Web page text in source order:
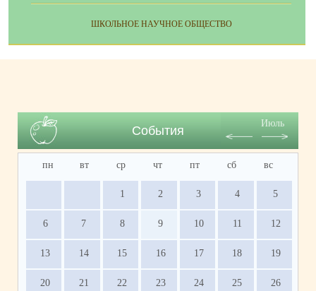
ШКОЛЬНОЕ НАУЧНОЕ ОБЩЕСТВО
События
Июль
пн вт ср чт пт сб вс
1 2 3 4 5
6 7 8 9 10 11 12
13 14 15 16 17 18 19
20 21 22 23 24 25 26